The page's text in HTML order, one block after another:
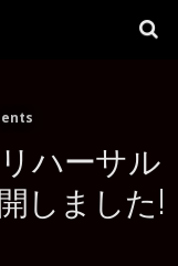
リハーサル
しました!